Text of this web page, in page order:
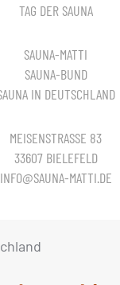
TAG DER SAUNA
SAUNA-MATTI
SAUNA-BUND
IN DEUTSCHLAND
MEISENSTRASSE 83
33607 BIELEFELD
INFO@SAUNA-MATTI.DE